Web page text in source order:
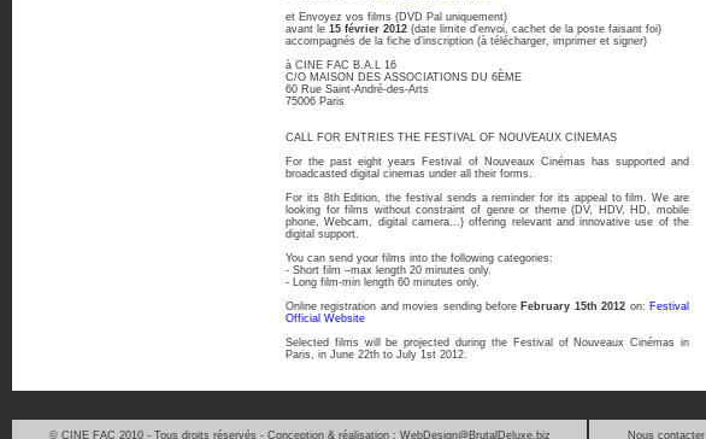
et Envoyez vos films (DVD Pal uniquement)
avant le 15 février 2012 (date limite d’envoi, cachet de la poste faisant foi)
accompagnés de la fiche d’inscription (à télécharger, imprimer et signer)
à CINE FAC B.A.L 16
C/O MAISON DES ASSOCIATIONS DU 6ÈME
60 Rue Saint-André-des-Arts
75006 Paris
CALL FOR ENTRIES THE FESTIVAL OF NOUVEAUX CINEMAS
For the past eight years Festival of Nouveaux Cinémas has supported and
broadcasted digital cinemas under all their forms.
For its 8th Edition, the festival sends a reminder for its appeal to film. We are
looking for films without constraint of genre or theme (DV, HDV, HD, mobile
phone, Webcam, digital camera...) offering relevant and innovative use of the
digital support.
You can send your films into the following categories:
- Short film –max length 20 minutes only.
- Long film-min length 60 minutes only.
Online registration and movies sending before February 15th 2012 on: Festival
Official Website
Selected films will be projected during the Festival of Nouveaux Cinémas in
Paris, in June 22th to July 1st 2012.
© CINE FAC 2010 - Tous droits réservés - Conception & réalisation : WebDesign@BrutalDeluxe.biz Nous contacter